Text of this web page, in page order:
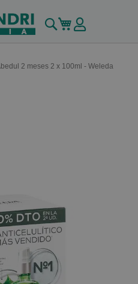
Buscar
Mi carrito
2 meses 2 x 100ml - Weleda